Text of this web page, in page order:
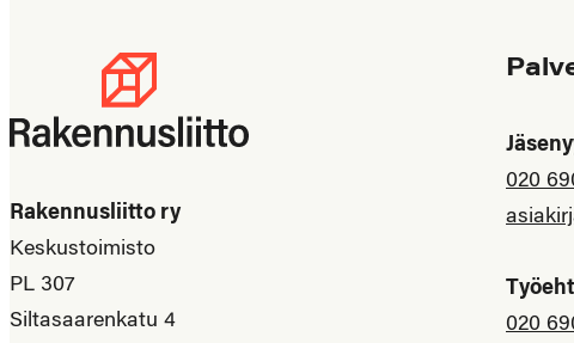
Rakennusliitto ry
Keskustoimisto
PL 307
Siltasaarenkatu 4
020
020